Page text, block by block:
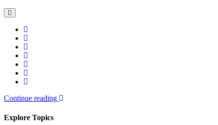
Continue reading
Explore Topics